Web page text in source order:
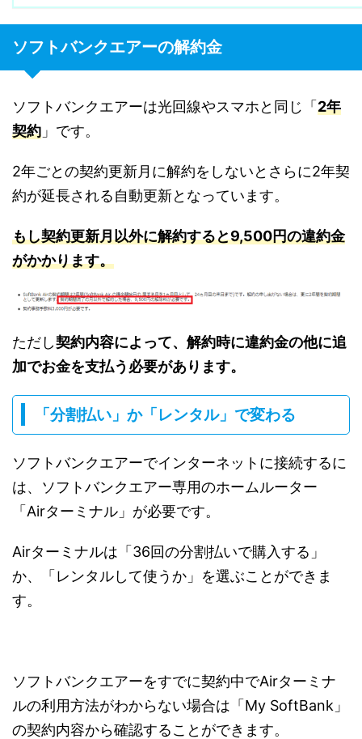
ソフトバンクエアーの解約金
ソフトバンクエアーは光回線やスマホと同じ「 2年
契約 」です。
2年ごとの契約更新月に解約をしないとさらに2年契
約が延長される自動更新となっています。
もし契約更新月以外に解約すると9,500円の違約金
がかかります。
ただし契約内容によって、解約時に違約金の他に追
加でお金を支払う必要があります。
「分割払い」か「レンタル」で変わる
ソフトバンクエアーでインターネットに接続するに
は、ソフトバンクエアー専用のホームルーター
「Airターミナル」が必要です。
Airターミナルは「36回の分割払いで購入する」
か、「レンタルして使うか」を選ぶことができま
す。
ソフトバンクエアーをすでに契約中でAirターミナ
ルの利用方法がわからない場合は「My SoftBank」
の契約内容から確認することができます。